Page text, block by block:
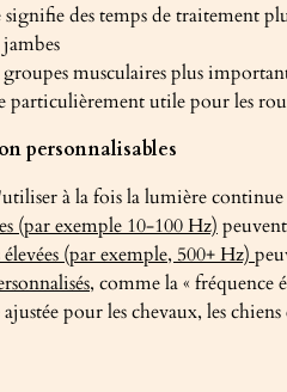
signifie des temps de traitement
musculaires plus
particulièrement utile pour les
personnalisables
à la fois la lumière
(par exemple 10-100 Hz)
(par exemple, 500+ Hz)
, comme la « fréquence
pour les chevaux, les